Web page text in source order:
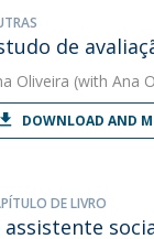
de
Oliveira (with Ana
DOWNLOAD AND
DE LIVRO
assistente